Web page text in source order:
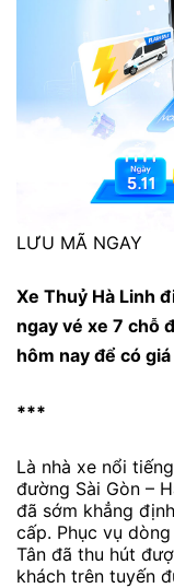
LƯU MÃ NGAY
Xe Thuỷ Hà Linh
ngay vé xe 7 chỗ
hôm nay để có
***
Là nhà xe nổi
đường Sài Gòn –
đã sớm khẳng
cấp. Phục vụ
Tân đã thu hút
khách trên tuyến